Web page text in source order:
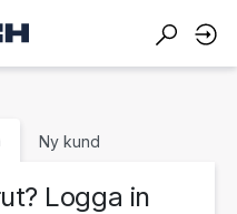
Ny kund
Logga in